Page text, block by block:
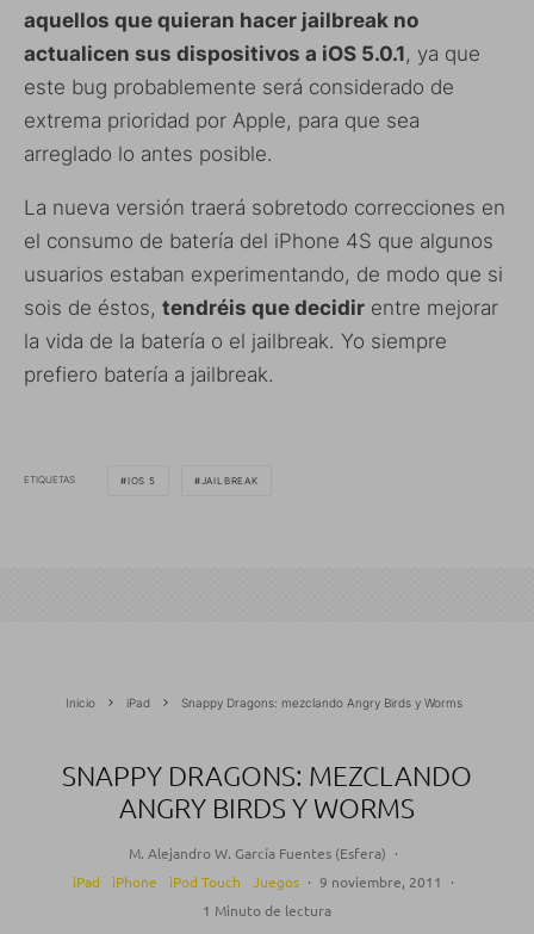
aquellos que quieran hacer jailbreak no
actualicen sus dispositivos a iOS 5.0.1, ya que
este bug probablemente será considerado de
extrema prioridad por Apple, para que sea
arreglado lo antes posible.
La nueva versión traerá sobretodo correcciones en
el consumo de batería del iPhone 4S que algunos
usuarios estaban experimentando, de modo que si
sois de éstos, tendréis que decidir entre mejorar
la vida de la batería o el jailbreak. Yo siempre
prefiero batería a jailbreak.
ETIQUETAS IOS 5 JAILBREAK
Inicio iPad Snappy Dragons: mezclando Angry Birds y Worms
SNAPPY DRAGONS: MEZCLANDO
ANGRY BIRDS Y WORMS
M. Alejandro W. García Fuentes (Esfera) ·
iPad
iPhone iPod Touch Juegos · 9 noviembre, 2011
·
1 Minuto de lectura